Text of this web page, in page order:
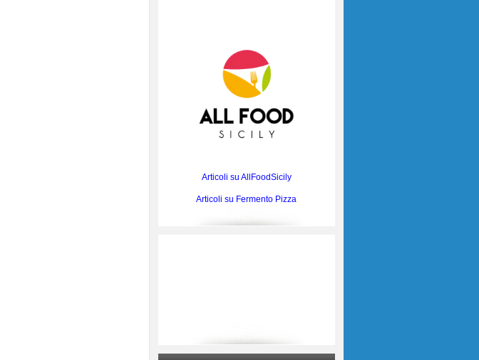
Articoli su AllFoodSicily
Articoli su Fermento Pizza